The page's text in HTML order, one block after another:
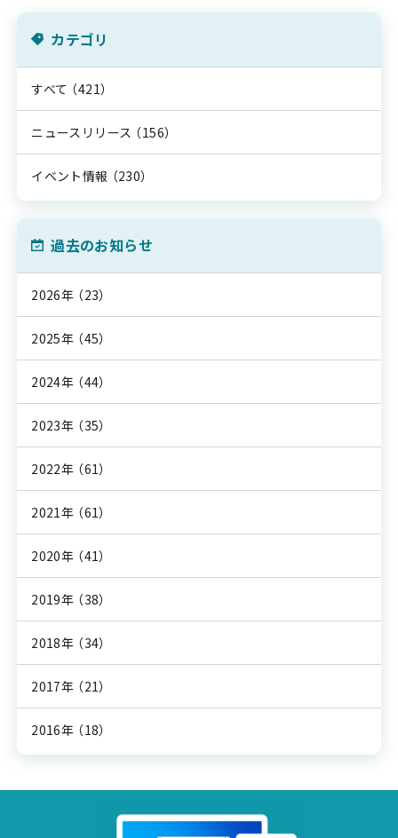
カテゴリ
すべて （421）
ニュースリリース （156）
イベント情報 （230）
過去のお知らせ
2026年 （23）
2025年 （45）
2024年 （44）
2023年 （35）
2022年 （61）
2021年 （61）
2020年 （41）
2019年 （38）
2018年 （34）
2017年 （21）
2016年 （18）